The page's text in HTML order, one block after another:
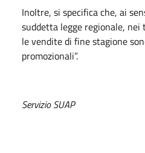
Inoltre, si specifica che, ai
suddetta legge regionale,
le vendite di fine stagione
promozionali”.
Servizio SUAP